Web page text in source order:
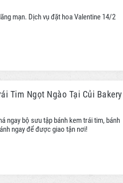
mạn. Dịch vụ đặt hoa Valentine 14/2
Tim Ngọt Ngào Tại Củi Bakery
ngay bộ sưu tập bánh kem trái tim, bánh
ngay để được giao tận nơi!